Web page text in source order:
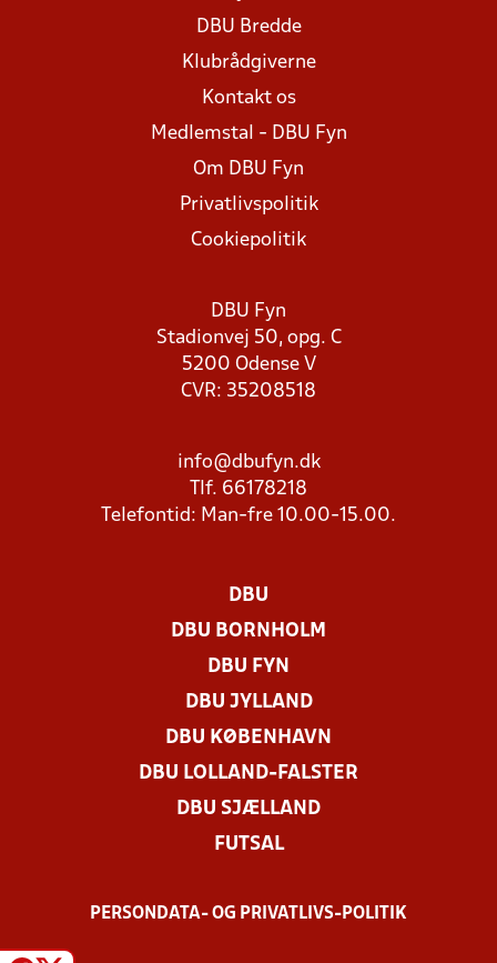
DBU Bredde
Klubrådgiverne
Kontakt os
Medlemstal - DBU Fyn
Om DBU Fyn
Privatlivspolitik
Cookiepolitik
DBU Fyn
Stadionvej 50, opg. C
5200 Odense V
CVR: 35208518
info@dbufyn.dk
Tlf. 66178218
Telefontid: Man-fre 10.00-15.00.
DBU
DBU BORNHOLM
DBU FYN
DBU JYLLAND
DBU KØBENHAVN
DBU LOLLAND-FALSTER
DBU SJÆLLAND
FUTSAL
PERSONDATA- OG PRIVATLIVS-POLITIK